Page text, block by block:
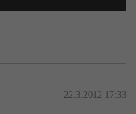
22.3.2012 17:33